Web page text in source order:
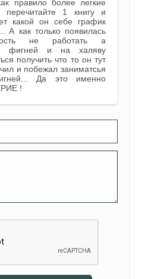
правило более легкие
перечитайте 1 книгу и
какой он себе график
А как только появилась
не работать а
фигней и на халяву
получить что то он тут
и побежал заниматсья
Да это именно
!